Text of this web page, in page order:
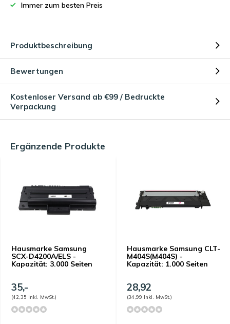
Immer zum besten Preis
Produktbeschreibung
Bewertungen
Kostenloser Versand ab €99 / Bedruckte
Verpackung
Ergänzende Produkte
Hausmarke Samsung
SCX-D4200A/ELS -
Kapazität: 3.000 Seiten
35,-
(42,35 Inkl. MwSt.)
Hausmarke Samsung CLT-
M404S(M404S) -
Kapazität: 1.000 Seiten
28,92
(34,99 Inkl. MwSt.)